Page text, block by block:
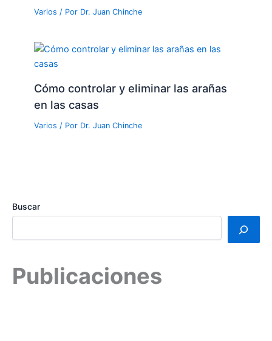
Varios / Por Dr. Juan Chinche
Cómo controlar y eliminar las arañas
en las casas
Varios / Por Dr. Juan Chinche
Buscar
Publicaciones